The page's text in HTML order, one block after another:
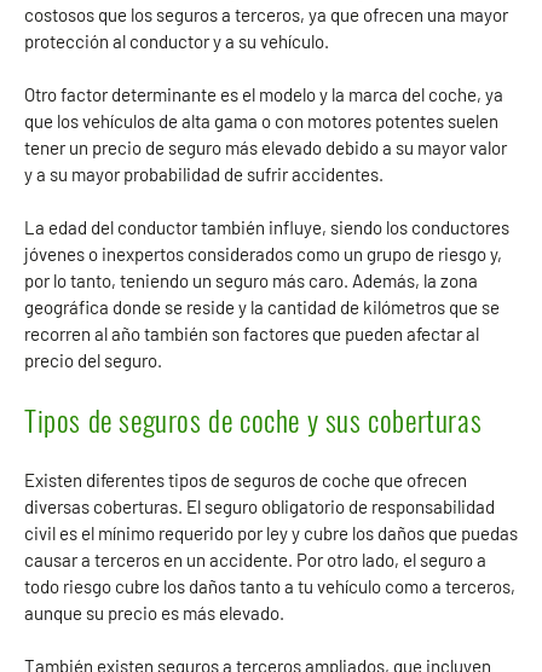
costosos que los seguros a terceros, ya que ofrecen una mayor
protección al conductor y a su vehículo.
Otro factor determinante es el modelo y la marca del coche, ya
que los vehículos de alta gama o con motores potentes suelen
tener un precio de seguro más elevado debido a su mayor valor
y a su mayor probabilidad de sufrir accidentes.
La edad del conductor también influye, siendo los conductores
jóvenes o inexpertos considerados como un grupo de riesgo y,
por lo tanto, teniendo un seguro más caro. Además, la zona
geográfica donde se reside y la cantidad de kilómetros que se
recorren al año también son factores que pueden afectar al
precio del seguro.
Tipos de seguros de coche y sus coberturas
Existen diferentes tipos de seguros de coche que ofrecen
diversas coberturas. El seguro obligatorio de responsabilidad
civil es el mínimo requerido por ley y cubre los daños que puedas
causar a terceros en un accidente. Por otro lado, el seguro a
todo riesgo cubre los daños tanto a tu vehículo como a terceros,
aunque su precio es más elevado.
También existen seguros a terceros ampliados, que incluyen